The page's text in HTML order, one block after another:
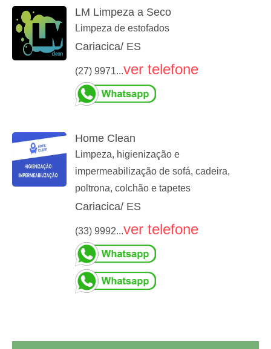
LM Limpeza a Seco
Limpeza de estofados
Cariacica/ ES
(27) 9971...ver telefone
Home Clean
Limpeza, higienização e
impermeabilização de sofá, cadeira,
poltrona, colchão e tapetes
Cariacica/ ES
(33) 9992...ver telefone